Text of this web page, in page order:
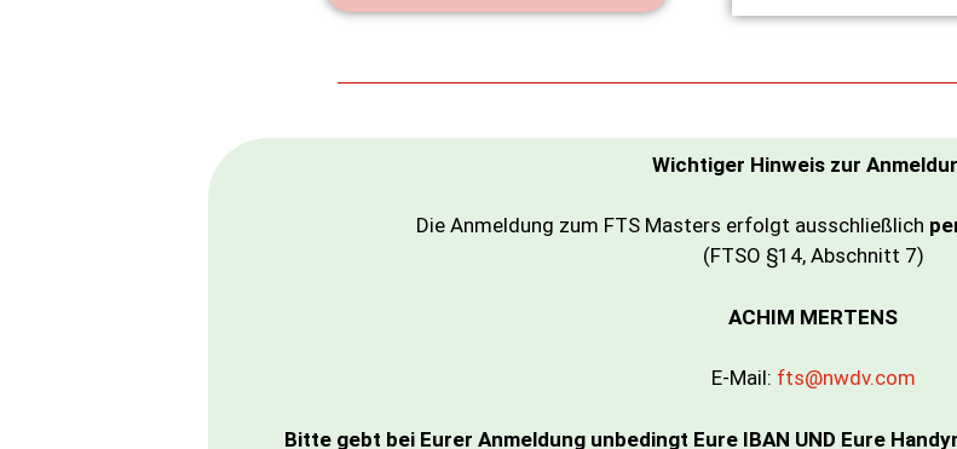
Wichtiger Hinweis zur
Die Anmeldung zum FTS Masters erfolgt ausschließlich
(FTSO §14, Abschnitt 7)
ACHIM MERTENS
E-Mail: fts@nwdv.com
Bitte gebt bei Eurer Anmeldung unbedingt Eure IBAN UND Eure